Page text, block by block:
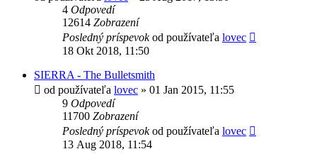
4 Odpovedí
12614 Zobrazení
Posledný príspevokod používateľa lovec
18 Okt 2018, 11:50
SIERRA - The Bulletsmith
od používateľa lovec » 01 Jan 2015, 11:55
9 Odpovedí
11700 Zobrazení
Posledný príspevokod používateľa lovec
13 Aug 2018, 11:54